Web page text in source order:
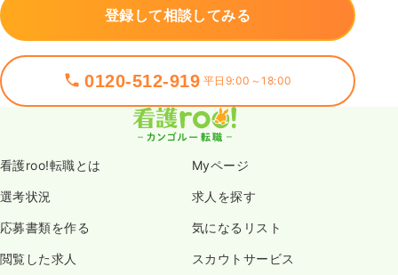
登録して相談してみる
0120-512-919 平日9:00～18:00
看護roo!転職とは Myページ
選考状況 求人を探す
応募書類を作る 気になるリスト
閲覧した求人 スカウトサービス